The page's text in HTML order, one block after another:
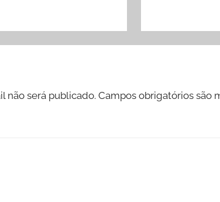
não será publicado. Campos obrigatórios são